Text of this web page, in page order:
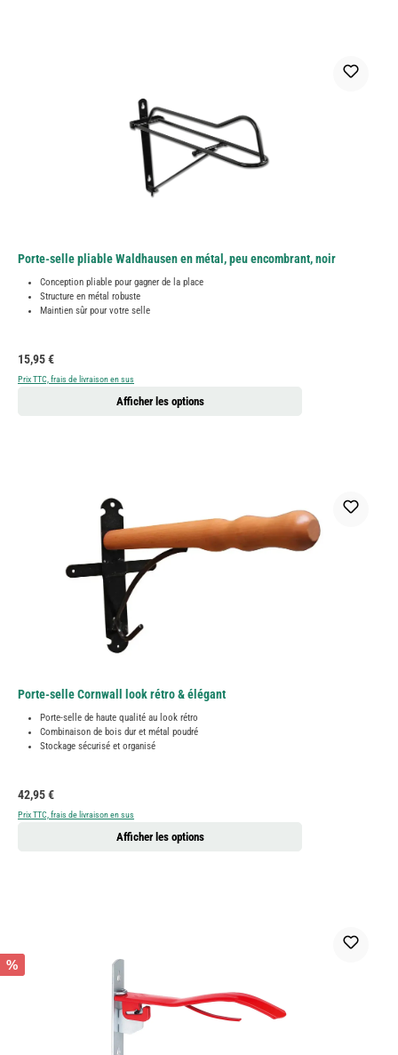
Porte-selle pliable Waldhausen en métal, peu encombrant, noir
Conception pliable pour gagner de la place
Structure en métal robuste
Maintien sûr pour votre selle
Prix régulier :
15,95 €
Prix TTC, frais de livraison en sus
Afficher les options
Porte-selle Cornwall look rétro & élégant
Porte-selle de haute qualité au look rétro
Combinaison de bois dur et métal poudré
Stockage sécurisé et organisé
Prix régulier :
42,95 €
Prix TTC, frais de livraison en sus
Afficher les options
%